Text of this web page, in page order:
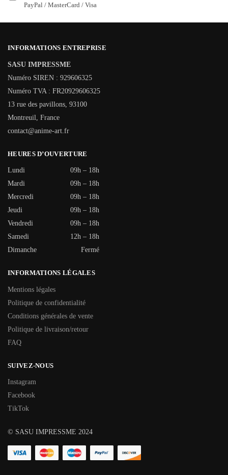
PayPal / MasterCard / Visa
INFORMATIONS ENTREPRISE
SASU IMPRESSME
Numéro SIREN : 929606325
Numéro TVA : FR20929606325
13 rue des pavillons, 93100
Montreuil, France
contact@anime-art.fr
HEURES D’OUVERTURE
Lundi
09h – 18h
Mardi
09h – 18h
Mercredi
09h – 18h
Jeudi
09h – 18h
Vendredi
09h – 18h
Samedi
12h – 18h
Dimanche
Fermé
INFORMATIONS LÉGALES
Mentions légales
Politique de confidentialité
Conditions générales de vente
Politique de livraison/retour
FAQ
SUIVEZ-NOUS
Instagram
Facebook
TikTok
© SASU IMPRESSME 2024